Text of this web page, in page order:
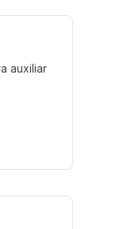
auxiliar